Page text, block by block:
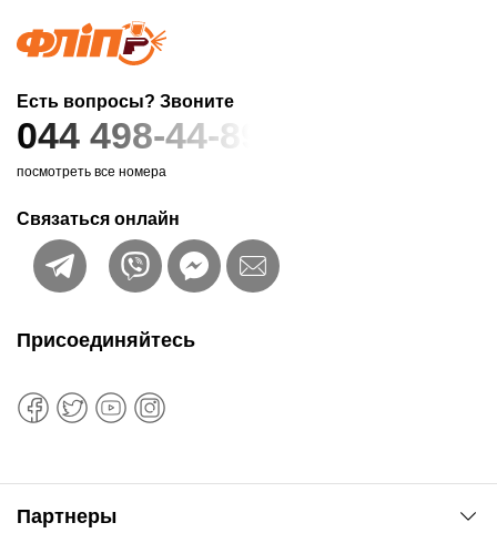
Есть вопросы? Звоните
044 498-44-89
посмотреть все номера
Связаться онлайн
Присоединяйтесь
Партнеры